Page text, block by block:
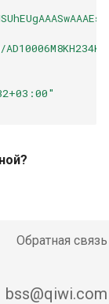
Обратная связь
bss@qiwi.com